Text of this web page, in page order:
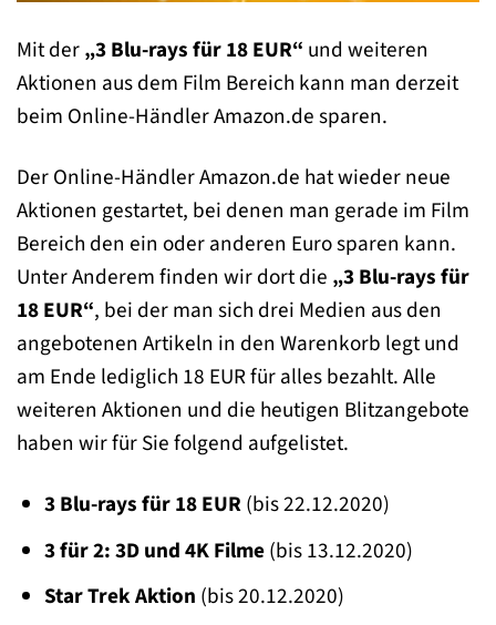
Mit der„3 Blu-rays für 18 EUR“ und weiteren
Aktionen aus dem Film Bereich kann man derzeit
beim Online-Händler Amazon.de sparen.
Der Online-Händler Amazon.de hat wieder neue
Aktionen gestartet, bei denen man gerade im Film
Bereich den ein oder anderen Euro sparen kann.
Unter Anderem finden wir dort die „3 Blu-rays für
18 EUR“, bei der man sich drei Medien aus den
angebotenen Artikeln in den Warenkorb legt und
am Ende lediglich 18 EUR für alles bezahlt. Alle
weiteren Aktionen und die heutigen Blitzangebote
haben wir für Sie folgend aufgelistet.
3 Blu-rays für 18 EUR(bis 22.12.2020)
3 für 2: 3D und 4K Filme(bis 13.12.2020)
Star Trek Aktion (bis 20.12.2020)